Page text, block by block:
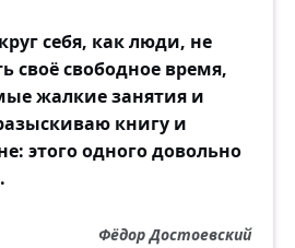
себя, как люди, не
своё свободное время,
жалкие занятия и
книгу и
этого одного довольно
Фёдор Достоевский